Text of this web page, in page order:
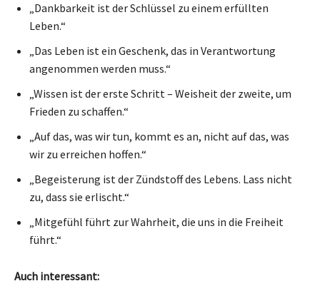
„Dankbarkeit ist der Schlüssel zu einem erfüllten
Leben.“
„Das Leben ist ein Geschenk, das in Verantwortung
angenommen werden muss.“
„Wissen ist der erste Schritt – Weisheit der zweite, um
Frieden zu schaffen.“
„Auf das, was wir tun, kommt es an, nicht auf das, was
wir zu erreichen hoffen.“
„Begeisterung ist der Zündstoff des Lebens. Lass nicht
zu, dass sie erlischt.“
„Mitgefühl führt zur Wahrheit, die uns in die Freiheit
führt.“
Auch interessant: